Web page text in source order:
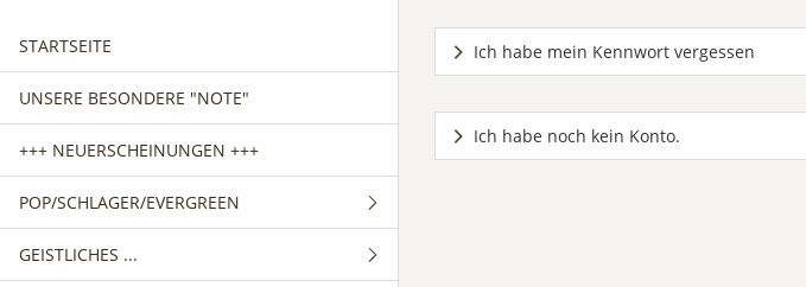
STARTSEITE
UNSERE BESONDERE "NOTE"
+++ NEUERSCHEINUNGEN +++
POP/SCHLAGER/EVERGREEN
GEMISCHTER CHOR
GEISTLICHES ...
Ich habe mein Kennwort vergessen
Ich habe noch kein Konto.